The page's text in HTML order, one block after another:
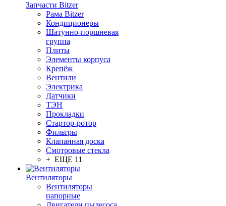
Запчасти Bitzer
Рама Bitzer
Кондиционеры
Шатунно-поршневая
группа
Плиты
Элементы корпуса
Крепёж
Вентили
Электрика
Датчики
ТЭН
Прокладки
Стартор-ротор
Фильтры
Клапанная доска
Смотровые стекла
+ ЕЩЕ 11
Вентиляторы
Вентиляторы
напорные